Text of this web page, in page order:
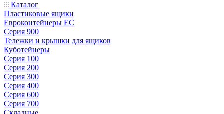
Каталог
Пластиковые ящики
Евроконтейнеры ЕС
Серия 900
Тележки и крышки для ящиков
Куботейнеры
Серия 100
Серия 200
Серия 300
Серия 400
Серия 600
Серия 700